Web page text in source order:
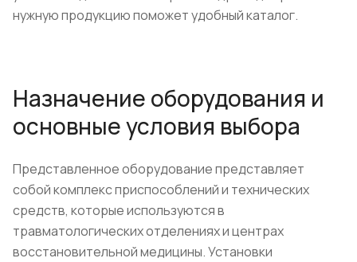
нужную продукцию поможет удобный каталог.
Назначение оборудования и
основные условия выбора
Представленное оборудование представляет
собой комплекс приспособлений и технических
средств, которые используются в
травматологических отделениях и центрах
восстановительной медицины. Установки